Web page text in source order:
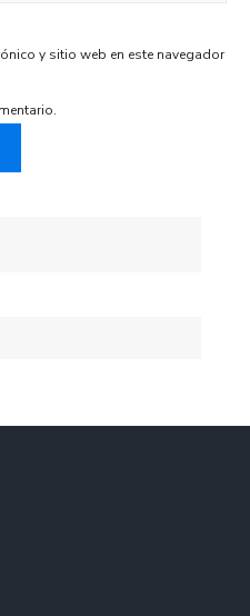
y sitio web en este navegador